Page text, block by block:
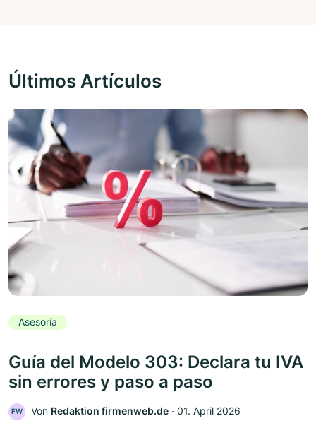
Últimos Artículos
Asesoría
Guía del Modelo 303: Declara tu IVA
sin errores y paso a paso
FW Von Redaktion firmenweb.de ‧ 01. April 2026